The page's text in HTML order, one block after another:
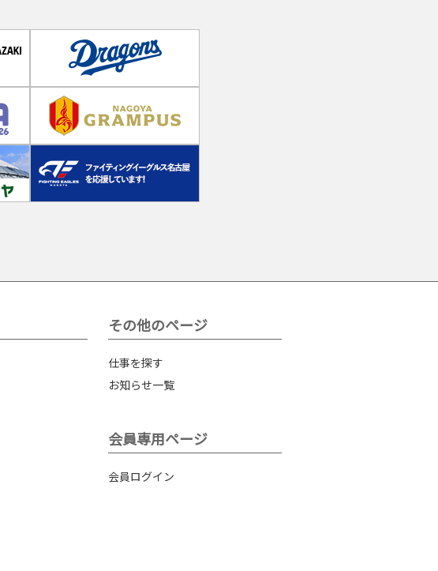
その他のページ
仕事を探す
お知らせ一覧
会員専用ページ
会員ログイン